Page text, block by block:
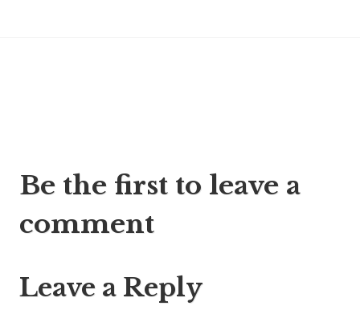
navigation
Be the first to leave a
comment
Leave a Reply